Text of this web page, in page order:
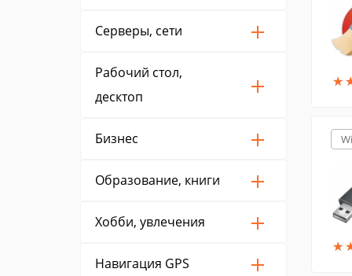
Серверы, сети
Рабочий стол,
десктоп
Бизнес
Образование, книги
Хобби, увлечения
Навигация GPS
★
★
★
★